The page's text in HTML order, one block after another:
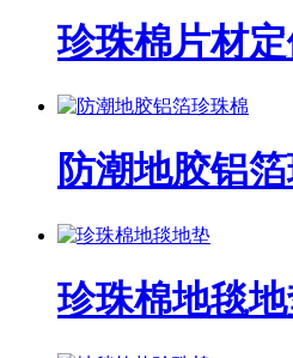
珍珠棉片材
防潮地胶铝
珍珠棉地毯